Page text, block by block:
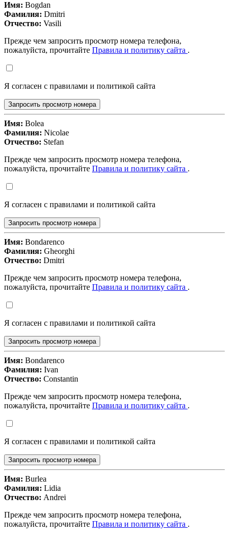
Имя: Bogdan
Фамилия: Dmitri
Отчество: Vasili
Прежде чем запросить просмотр номера телефона,
пожалуйста, прочитайте Правила и политику сайта .
Я согласен с правилами и политикой сайта
Запросить просмотр номера
Имя: Bolea
Фамилия: Nicolae
Отчество: Stefan
Прежде чем запросить просмотр номера телефона,
пожалуйста, прочитайте Правила и политику сайта .
Я согласен с правилами и политикой сайта
Запросить просмотр номера
Имя: Bondarenco
Фамилия: Gheorghi
Отчество: Dmitri
Прежде чем запросить просмотр номера телефона,
пожалуйста, прочитайте Правила и политику сайта .
Я согласен с правилами и политикой сайта
Запросить просмотр номера
Имя: Bondarenco
Фамилия: Ivan
Отчество: Constantin
Прежде чем запросить просмотр номера телефона,
пожалуйста, прочитайте Правила и политику сайта .
Я согласен с правилами и политикой сайта
Запросить просмотр номера
Имя: Burlea
Фамилия: Lidia
Отчество: Andrei
Прежде чем запросить просмотр номера телефона,
пожалуйста, прочитайте Правила и политику сайта .